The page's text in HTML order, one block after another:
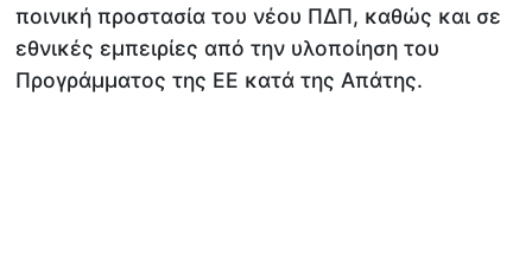
ποινική προστασία του νέου ΠΔΠ, καθώς και σε
εθνικές εμπειρίες από την υλοποίηση του
Προγράμματος της ΕΕ κατά της Απάτης.